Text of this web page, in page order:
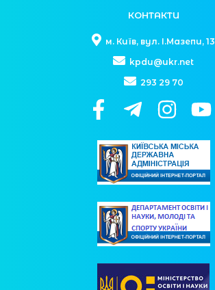
КОНТАКТИ
м. Київ, вул. І.Мазепи, 13
kpdu@ukr.net
293 29 70